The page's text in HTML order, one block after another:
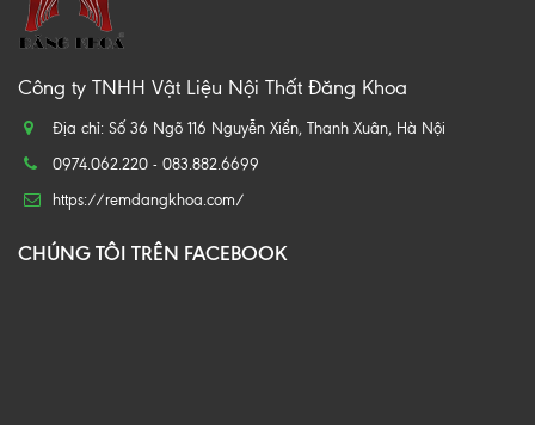
Công ty TNHH Vật Liệu Nội Thất Đăng Khoa
Địa chỉ: Số 36 Ngõ 116 Nguyễn Xiển, Thanh Xuân, Hà Nội
0974.062.220 - 083.882.6699
https://remdangkhoa.com/
CHÚNG TÔI TRÊN FACEBOOK